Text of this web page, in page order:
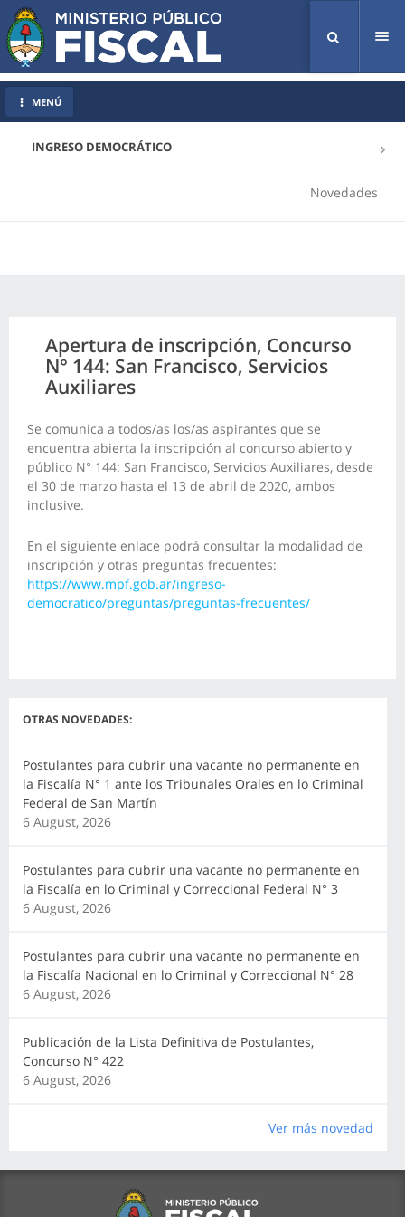
INGRESO DEMOCRÁTICO
Novedades
MENÚ
Apertura de inscripción, Concurso
N° 144: San Francisco, Servicios
Auxiliares
Se comunica a todos/as los/as aspirantes que se
encuentra abierta la inscripción al concurso abierto y
público N° 144: San Francisco, Servicios Auxiliares, desde
el 30 de marzo hasta el 13 de abril de 2020, ambos
inclusive.
En el siguiente enlace podrá consultar la modalidad de
inscripción y otras preguntas frecuentes:
https://www.mpf.gob.ar/ingreso-
democratico/preguntas/preguntas-frecuentes/
OTRAS NOVEDADES:
Postulantes para cubrir una vacante no permanente en
la Fiscalía N° 1 ante los Tribunales Orales en lo Criminal
Federal de San Martín
6 August, 2026
Postulantes para cubrir una vacante no permanente en
la Fiscalía en lo Criminal y Correccional Federal N° 3
6 August, 2026
Postulantes para cubrir una vacante no permanente en
la Fiscalía Nacional en lo Criminal y Correccional N° 28
6 August, 2026
Publicación de la Lista Definitiva de Postulantes,
Concurso N° 422
6 August, 2026
Ver más novedad